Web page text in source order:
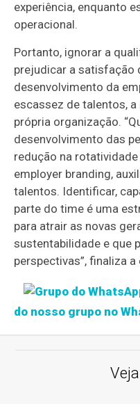
experiência, enquanto
operacional.
Portanto, ignorar a
prejudicar a satisfação
desenvolvimento da
escassez de talentos,
própria organização.
desenvolvimento das
redução na
employer branding,
talentos. Identificar,
parte do time é uma
para atrair as novas
sustentabilidade e que
perspectivas”, finaliza a
do nosso grupo no